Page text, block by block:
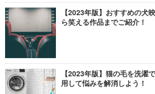
【2023年版】おすすめの犬
ら笑える作品までご紹介！
【2023年版】猫の毛を洗濯
用して悩みを解消しよう！